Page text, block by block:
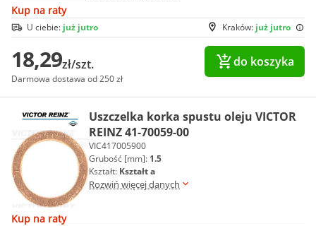
Kup na raty
Kraków: już jutro
U ciebie: już jutro
18,29zł/szt.
Darmowa dostawa od 250 zł
do koszyka
Uszczelka korka spustu oleju VICTOR
REINZ 41-70059-00
VIC417005900
Grubość [mm]: 1.5
Kształt: Kształt a
Rozwiń więcej danych
Kup na raty